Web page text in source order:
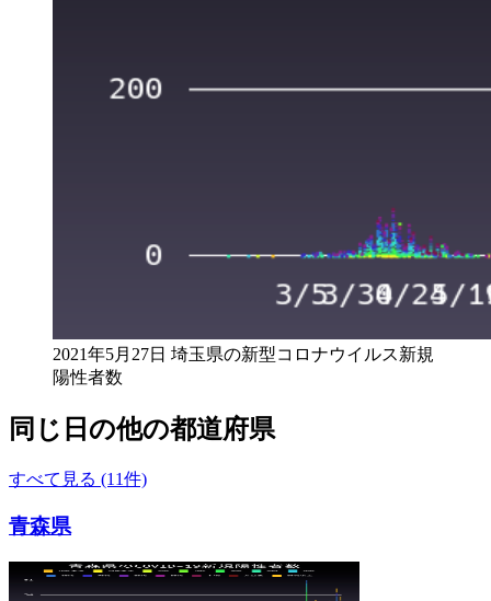
2021年5月27日 埼玉県の新型コロナウイルス新規
陽性者数
同じ日の他の都道府県
すべて見る (11件)
青森県